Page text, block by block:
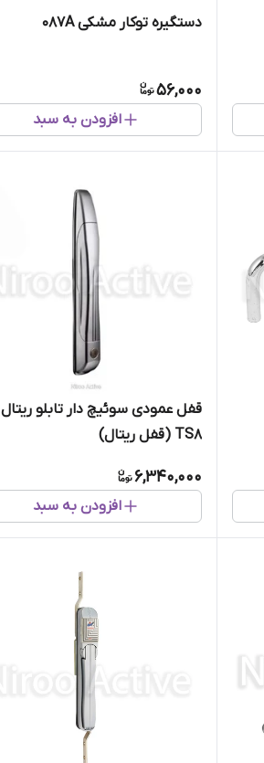
دستگیره توکار مشکی ۰۸۷A
56,000
افزودن به سبد
قفل عمودی سوئیچ دار تابلو ریتال
TS8 (قفل ریتال)
6,340,000
افزودن به سبد